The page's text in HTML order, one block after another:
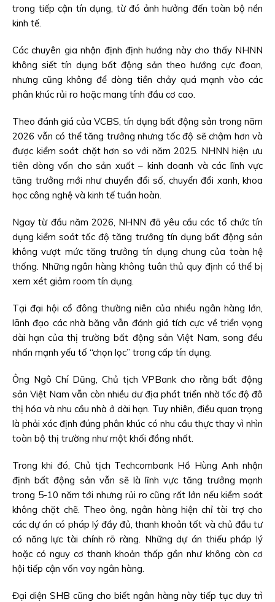
trong tiếp cận tín dụng, từ đó ảnh hưởng đến toàn bộ nền
kinh tế.
Các chuyên gia nhận định định hướng này cho thấy NHNN
không siết tín dụng bất động sản theo hướng cực đoan,
nhưng cũng không để dòng tiền chảy quá mạnh vào các
phân khúc rủi ro hoặc mang tính đầu cơ cao.
Theo đánh giá của VCBS, tín dụng bất động sản trong năm
2026 vẫn có thể tăng trưởng nhưng tốc độ sẽ chậm hơn và
được kiểm soát chặt hơn so với năm 2025. NHNN hiện ưu
tiên dòng vốn cho sản xuất – kinh doanh và các lĩnh vực
tăng trưởng mới như chuyển đổi số, chuyển đổi xanh, khoa
học công nghệ và kinh tế tuần hoàn.
Ngay từ đầu năm 2026, NHNN đã yêu cầu các tổ chức tín
dụng kiểm soát tốc độ tăng trưởng tín dụng bất động sản
không vượt mức tăng trưởng tín dụng chung của toàn hệ
thống. Những ngân hàng không tuân thủ quy định có thể bị
xem xét giảm room tín dụng.
Tại đại hội cổ đông thường niên của nhiều ngân hàng lớn,
lãnh đạo các nhà băng vẫn đánh giá tích cực về triển vọng
dài hạn của thị trường bất động sản Việt Nam, song đều
nhấn mạnh yếu tố “chọn lọc” trong cấp tín dụng.
Ông Ngô Chí Dũng, Chủ tịch VPBank cho rằng bất động
sản Việt Nam vẫn còn nhiều dư địa phát triển nhờ tốc độ đô
thị hóa và nhu cầu nhà ở dài hạn. Tuy nhiên, điều quan trọng
là phải xác định đúng phân khúc có nhu cầu thực thay vì nhìn
toàn bộ thị trường như một khối đồng nhất.
Trong khi đó, Chủ tịch Techcombank Hồ Hùng Anh nhận
định bất động sản vẫn sẽ là lĩnh vực tăng trưởng mạnh
trong 5-10 năm tới nhưng rủi ro cũng rất lớn nếu kiểm soát
không chặt chẽ. Theo ông, ngân hàng hiện chỉ tài trợ cho
các dự án có pháp lý đầy đủ, thanh khoản tốt và chủ đầu tư
có năng lực tài chính rõ ràng. Những dự án thiếu pháp lý
hoặc có nguy cơ thanh khoản thấp gần như không còn cơ
hội tiếp cận vốn vay ngân hàng.
Đại diện SHB cũng cho biết ngân hàng này tiếp tục duy trì